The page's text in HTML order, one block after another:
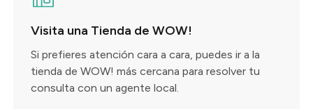
Visita una Tienda de WOW!
Si prefieres atención cara a cara, puedes ir a la
tienda de WOW! más cercana para resolver tu
consulta con un agente local.